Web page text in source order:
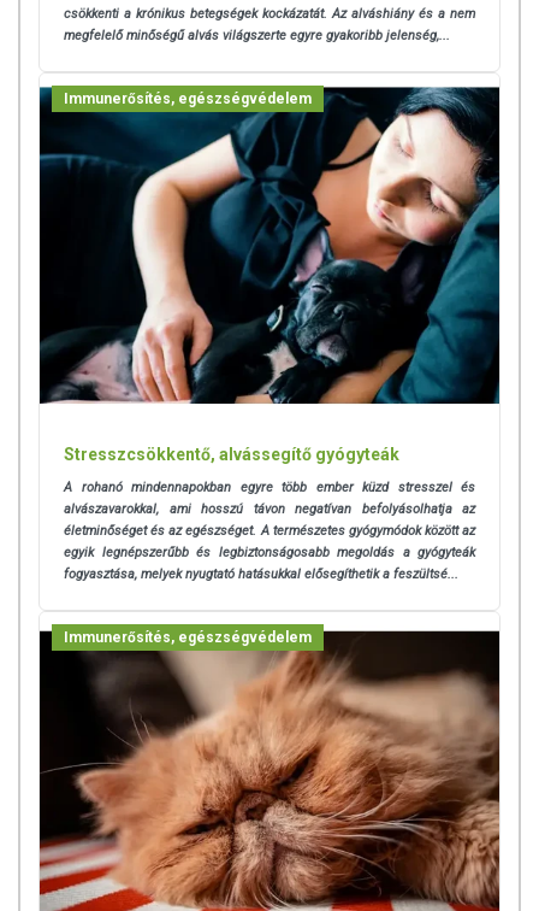
fogyasztási mennyiséget ne lépje túl! Ne szedje a készítményt, ha az
elzárva tartandó!
csökkenti a krónikus betegségek kockázatát. Az alváshiány és a nem
megfelelő minőségű alvás világszerte egyre gyakoribb jelenség,...
Immunerősítés, egészségvédelem
Stresszcsökkentő, alvássegítő gyógyteák
A rohanó mindennapokban egyre több ember küzd stresszel és
alvászavarokkal, ami hosszú távon negatívan befolyásolhatja az
életminőséget és az egészséget. A természetes gyógymódok között az
egyik legnépszerűbb és legbiztonságosabb megoldás a gyógyteák
fogyasztása, melyek nyugtató hatásukkal elősegíthetik a feszültsé...
Immunerősítés, egészségvédelem